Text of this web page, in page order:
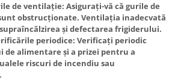
de ventilație: Asigurați-vă că gurile de
obstrucționate. Ventilația inadecvată
și defectarea frigiderului.
periodice: Verificați periodic
de alimentare și a prizei pentru a
riscuri de incendiu sau